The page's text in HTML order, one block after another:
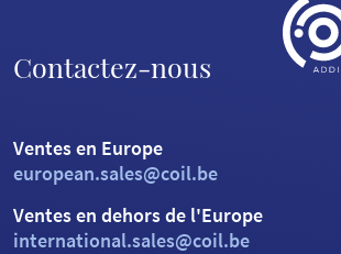
Contactez-nous
Ventes en Europe
european.sales@coil.be
Ventes en dehors de l'Europe
international.sales@coil.be